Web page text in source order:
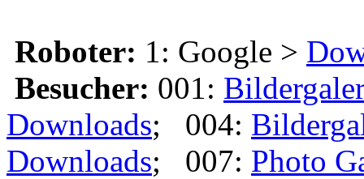
Roboter: 1: Google >
Besucher: 001:
Downloads; 004:
Downloads; 007: Photo